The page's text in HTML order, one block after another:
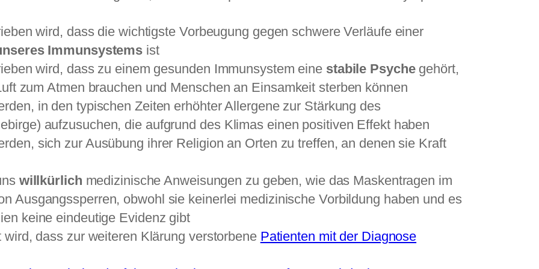
wird, dass die wichtigste Vorbeugung gegen schwere Verläufe einer
Immunsystems ist
wird, dass zu einem gesunden Immunsystem eine stabile Psychegehört,
zum Atmen brauchen und Menschen an Einsamkeit sterben können
in den typischen Zeiten erhöhter Allergene zur Stärkung des
aufzusuchen, die aufgrund des Klimas einen positiven Effekt haben
sich zur Ausübung ihrer Religion an Orten zu treffen, an denen sie Kraft
willkürlich medizinische Anweisungen zu geben, wie das Maskentragen im
Ausgangssperren, obwohl sie keinerlei medizinische Vorbildung haben und es
keine eindeutige Evidenz gibt
dass zur weiteren Klärung verstorbene Patienten mit der Diagnose